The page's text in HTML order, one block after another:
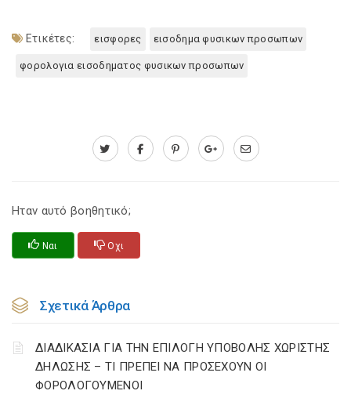
Ετικέτες: εισφορες εισοδημα φυσικων προσωπων
φορολογια εισοδηματος φυσικων προσωπων
Ηταν αυτό βοηθητικό;
Ναι Οχι
Σχετικά Άρθρα
ΔΙΑΔΙΚΑΣΙΑ ΓΙΑ ΤΗΝ ΕΠΙΛΟΓΗ ΥΠΟΒΟΛΗΣ ΧΩΡΙΣΤΗΣ
ΔΗΛΩΣΗΣ – ΤΙ ΠΡΕΠΕΙ ΝΑ ΠΡΟΣΕΧΟΥΝ ΟΙ
ΦΟΡΟΛΟΓΟΥΜΕΝΟΙ